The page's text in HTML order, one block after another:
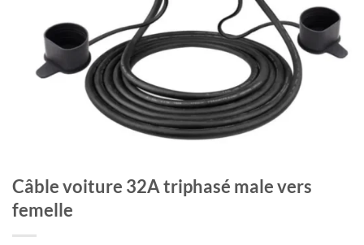
Câble voiture 32A triphasé male vers
femelle